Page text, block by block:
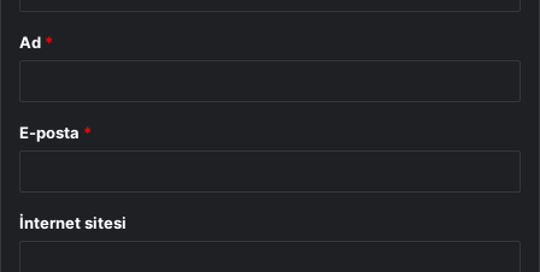
Ad *
E-posta *
İnternet sitesi